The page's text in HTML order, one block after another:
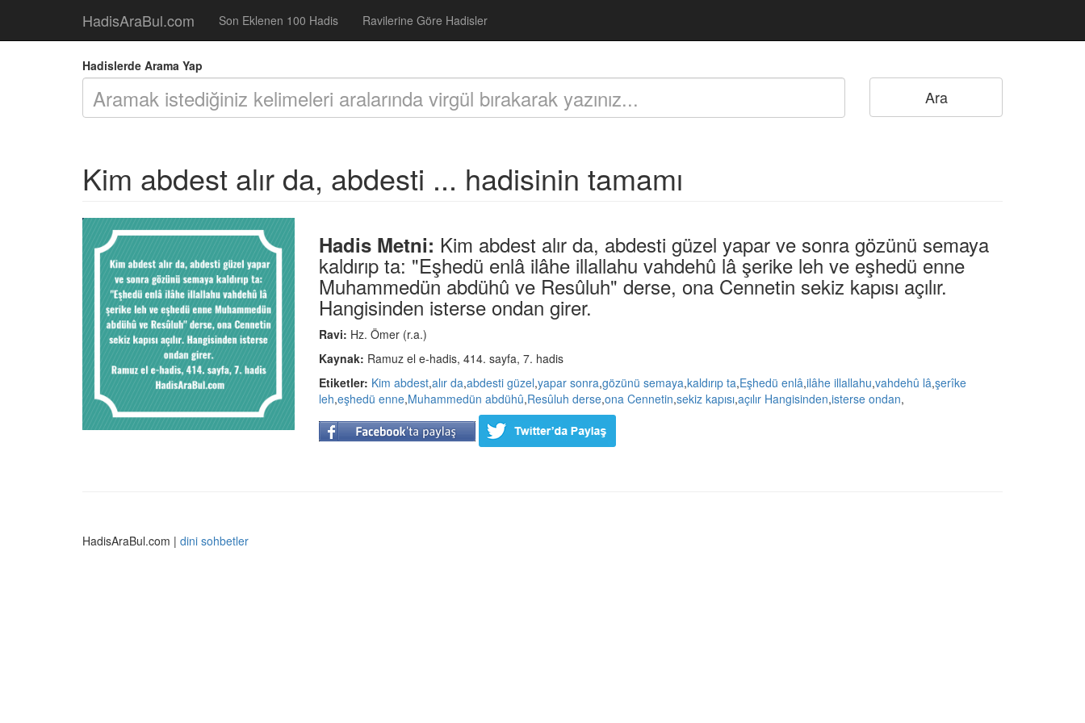
HadisAraBul.com Son Eklenen 100 Hadis Ravilerine Göre Hadisler
Hadislerde Arama Yap
Kim abdest alır da, abdesti ... hadisinin tamamı
Hadis Metni: Kim abdest alır da, abdesti güzel yapar ve sonra gözünü semaya
kaldırıp ta: "Eşhedü enlâ ilâhe illallahu vahdehû lâ şerike leh ve eşhedü enne
Muhammedün abdühû ve Resûluh" derse, ona Cennetin sekiz kapısı açılır.
Hangisinden isterse ondan girer.
Ravi: Hz. Ömer (r.a.)
Kaynak: Ramuz el e-hadis, 414. sayfa, 7. hadis
Etiketler: Kim abdest,alır da,abdesti güzel,yapar sonra,gözünü semaya,kaldırıp ta,Eşhedü enlâ,ilâhe illallahu,vahdehû lâ,şerîke
leh,eşhedü enne,Muhammedün abdühû,Resûluh derse,ona Cennetin,sekiz kapısı,açılır Hangisinden,isterse ondan,
HadisAraBul.com | dini sohbetler